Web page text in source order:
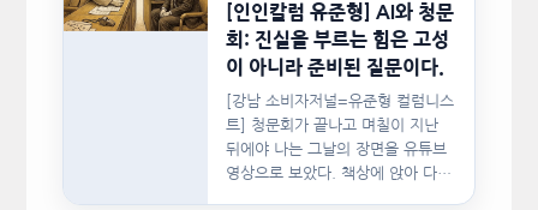
[인인칼럼 유준형] AI와 청문
회: 진실을 부르는 힘은 고성
이 아니라 준비된 질문이다.
[강남 소비자저널=유준형 컬럼니스
트] 청문회가 끝나고 며칠이 지난
뒤에야 나는 그날의 장면을 유튜브
영상으로 보았다. 책상에 앉아 다른